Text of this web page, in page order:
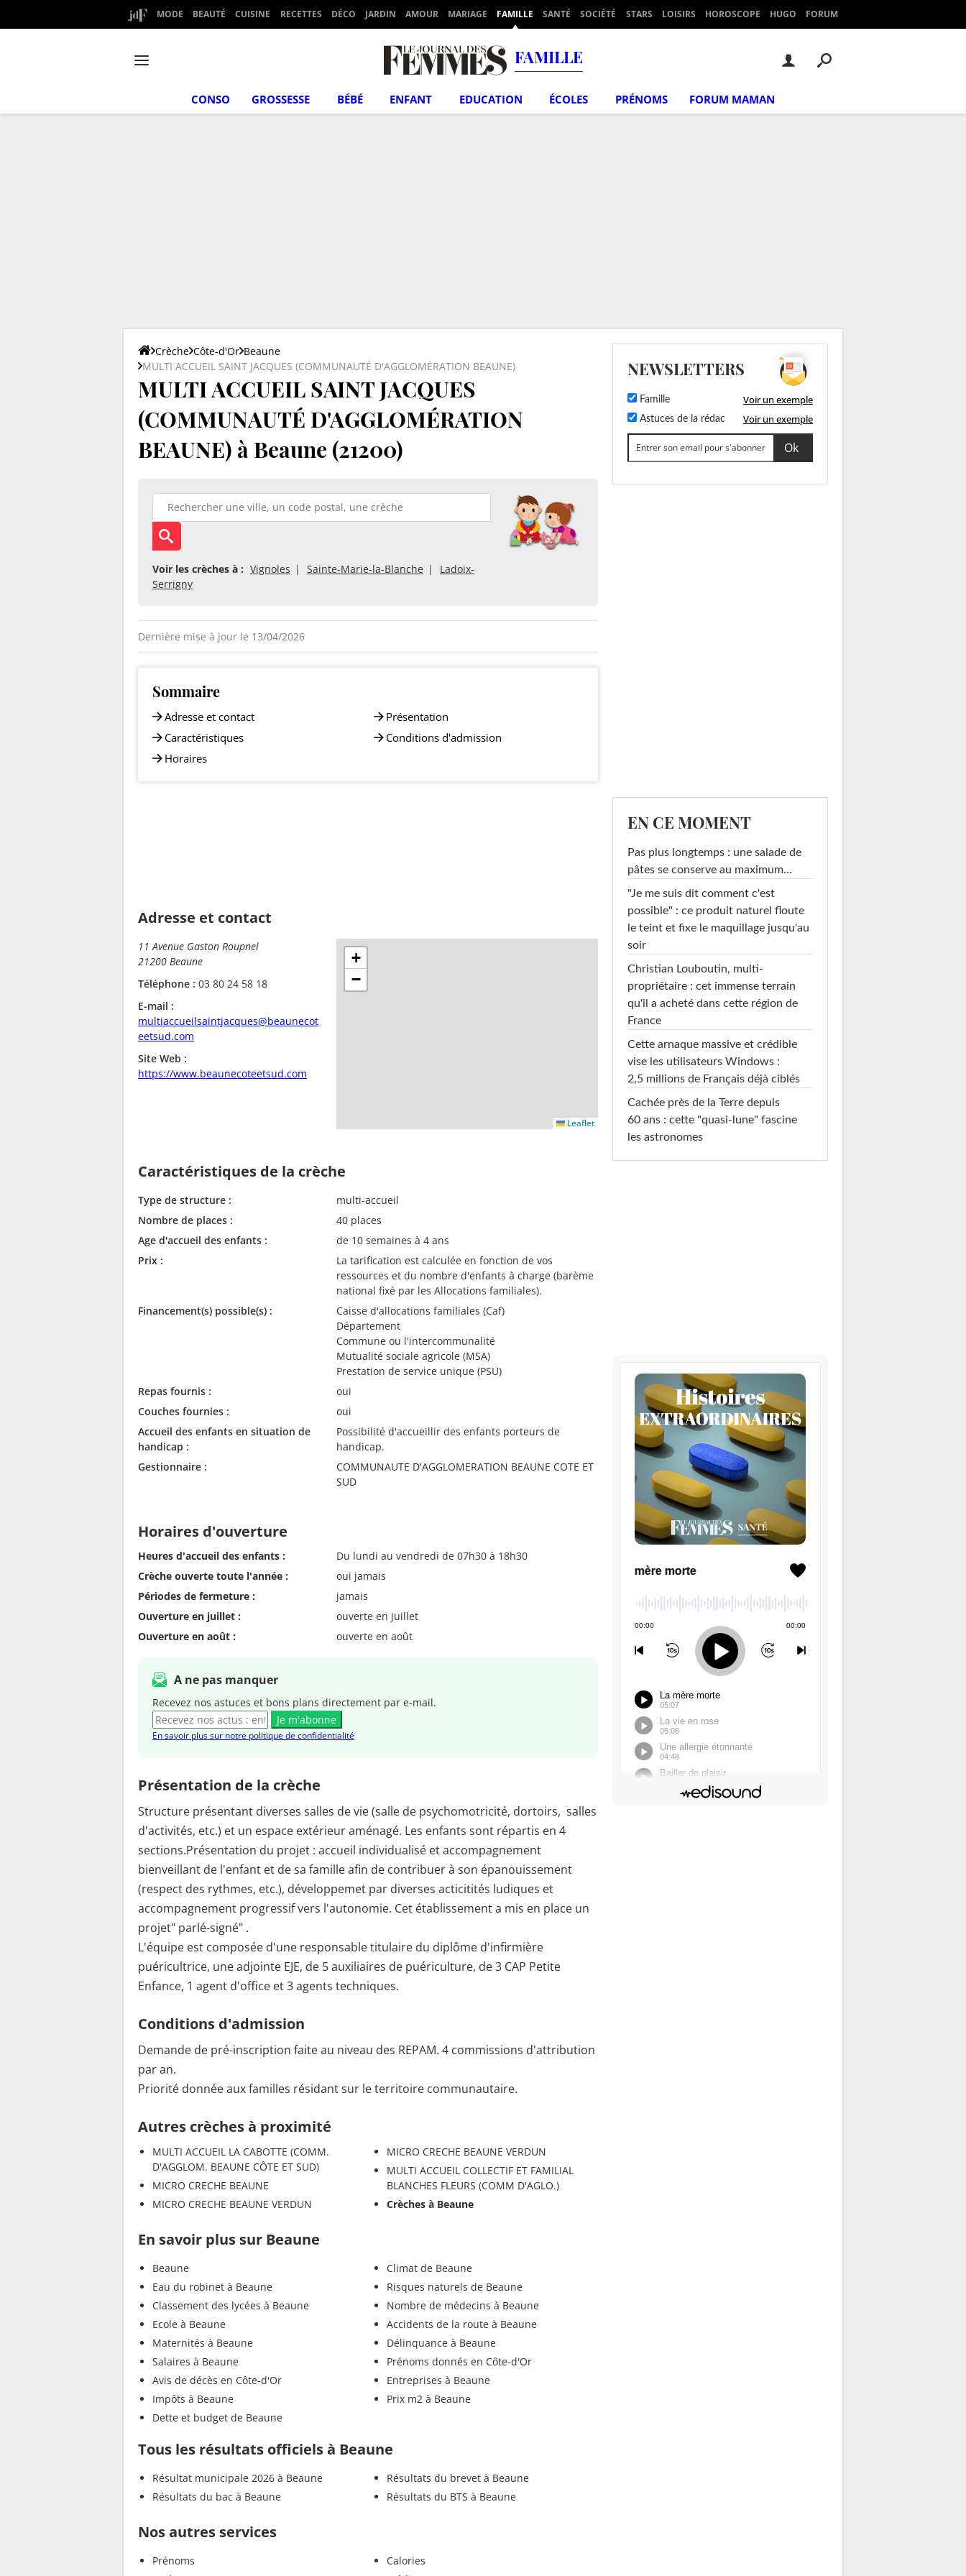
MODE BEAUTÉ CUISINE RECETTES DÉCO JARDIN AMOUR MARIAGE FAMILLE SANTÉ SOCIÉTÉ STARS LOISIRS HOROSCOPE HUGO FORUM
FAMILLE
CONSO GROSSESSE BÉBÉ ENFANT EDUCATION ÉCOLES PRÉNOMS FORUM MAMAN
Crèche Côte-d'Or Beaune
MULTI ACCUEIL SAINT JACQUES (COMMUNAUTÉ D'AGGLOMÉRATION BEAUNE)
MULTI ACCUEIL SAINT JACQUES
(COMMUNAUTÉ D'AGGLOMÉRATION
BEAUNE) à Beaune (21200)
Voir les crèches à : Vignoles Sainte-Marie-la-Blanche
Ladoix-
Serrigny
Dernière mise à jour le 13/04/2026
Sommaire
Adresse et contact
Caractéristiques
Horaires
Présentation
Conditions d'admission
Adresse et contact
11 Avenue Gaston Roupnel
21200 Beaune
Téléphone : 03 80 24 58 18
E-mail :
multiaccueilsaintjacques@beaunecot
eetsud.com
Site Web :
https://www.beaunecoteetsud.com
+
−
Leaflet
Caractéristiques de la crèche
Type de structure :
multi-accueil
Nombre de places :
40 places
Age d'accueil des enfants :
de 10 semaines à 4 ans
Prix :
La tarification est calculée en fonction de vos
ressources et du nombre d'enfants à charge (barème
national fixé par les Allocations familiales).
Financement(s) possible(s) :
Caisse d'allocations familiales (Caf)
Département
Commune ou l'intercommunalité
Mutualité sociale agricole (MSA)
Prestation de service unique (PSU)
Repas fournis :
oui
Couches fournies :
oui
Accueil des enfants en situation de
handicap :
Possibilité d'accueillir des enfants porteurs de
handicap.
Gestionnaire :
COMMUNAUTE D'AGGLOMERATION BEAUNE COTE ET
SUD
Horaires d'ouverture
Heures d'accueil des enfants :
Du lundi au vendredi de 07h30 à 18h30
Crèche ouverte toute l'année :
oui jamais
Périodes de fermeture :
jamais
Ouverture en juillet :
ouverte en juillet
Ouverture en août :
ouverte en août
A ne pas manquer
Recevez nos astuces et bons plans directement par e-mail.
Je m'abonne
En savoir plus sur notre politique de confidentialité
Présentation de la crèche
Structure présentant diverses salles de vie (salle de psychomotricité, dortoirs, salles
d'activités, etc.) et un espace extérieur aménagé. Les enfants sont répartis en 4
sections.Présentation du projet : accueil individualisé et accompagnement
bienveillant de l'enfant et de sa famille afin de contribuer à son épanouissement
(respect des rythmes, etc.), développemet par diverses acticitités ludiques et
accompagnement progressif vers l'autonomie. Cet établissement a mis en place un
projet" parlé-signé" .
L'équipe est composée d'une responsable titulaire du diplôme d'infirmière
puéricultrice, une adjointe EJE, de 5 auxiliaires de puériculture, de 3 CAP Petite
Enfance, 1 agent d'office et 3 agents techniques.
Conditions d'admission
Demande de pré-inscription faite au niveau des REPAM. 4 commissions d'attribution
par an.
Priorité donnée aux familles résidant sur le territoire communautaire.
Autres crèches à proximité
MULTI ACCUEIL LA CABOTTE (COMM.
D'AGGLOM. BEAUNE CÔTE ET SUD)
MICRO CRECHE BEAUNE
MICRO CRECHE BEAUNE VERDUN
MICRO CRECHE BEAUNE VERDUN
MULTI ACCUEIL COLLECTIF ET FAMILIAL
BLANCHES FLEURS (COMM D'AGLO.)
Crèches à Beaune
En savoir plus sur Beaune
Beaune
Eau du robinet à Beaune
Classement des lycées à Beaune
Ecole à Beaune
Maternités à Beaune
Salaires à Beaune
Avis de décès en Côte-d'Or
Impôts à Beaune
Dette et budget de Beaune
Climat de Beaune
Risques naturels de Beaune
Nombre de médecins à Beaune
Accidents de la route à Beaune
Délinquance à Beaune
Prénoms donnés en Côte-d'Or
Entreprises à Beaune
Prix m2 à Beaune
Tous les résultats officiels à Beaune
Résultat municipale 2026 à Beaune
Résultats du bac à Beaune
Résultats du brevet à Beaune
Résultats du BTS à Beaune
Nos autres services
Prénoms
Calories
NEWSLETTERS
Famille Voir un exemple
Astuces de la rédac Voir un exemple
EN CE MOMENT
Pas plus longtemps : une salade de
pâtes se conserve au maximum...
"Je me suis dit comment c'est
possible" : ce produit naturel floute
le teint et fixe le maquillage jusqu'au
soir
Christian Louboutin, multi-
propriétaire : cet immense terrain
qu'il a acheté dans cette région de
France
Cette arnaque massive et crédible
vise les utilisateurs Windows :
2,5 millions de Français déjà ciblés
Cachée près de la Terre depuis
60 ans : cette "quasi-lune" fascine
les astronomes